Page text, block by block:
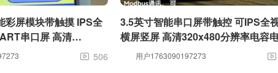
彩屏模块带触摸 IPS全
串口屏 高清
彩色LCD液晶显示模组
 506
3.5英寸智能串口屏带触控 可IPS全
横屏竖屏 高清320x480分辨率电容
触摸屏
用户1763090197273 